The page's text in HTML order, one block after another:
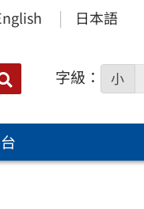
日本語
搜
尋：
字級： 小